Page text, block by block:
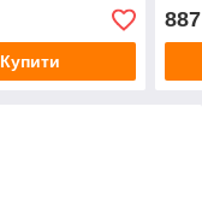
Купити
887